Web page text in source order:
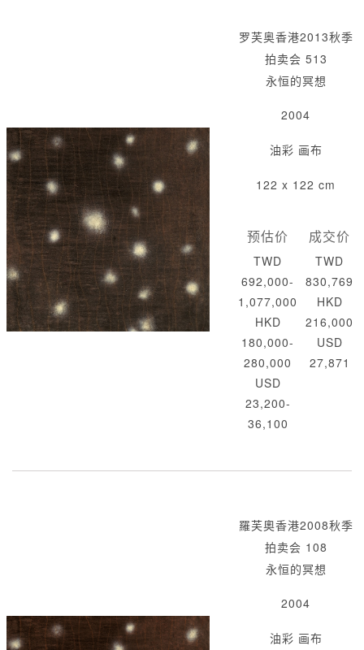
罗芙奥香港2013秋季
拍卖会 513
永恒的冥想
2004
油彩 画布
122 x 122 cm
预估价
TWD
692,000-
1,077,000
HKD
180,000-
280,000
USD
23,200-
36,100
成交价
TWD
830,769
HKD
216,000
USD
27,871
羅芙奧香港2008秋季
拍卖会 108
永恒的冥想
2004
油彩 画布